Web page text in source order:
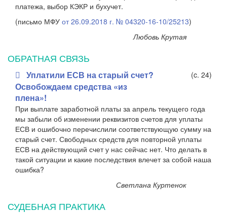
платежа, выбор КЭКР и бухучет.
(письмо МФУ от 26.09.2018 г. № 04320-16-10/25213)
Любовь Крутая
ОБРАТНАЯ СВЯЗЬ
Уплатили ЕСВ на старый счет?
Освобождаем средства «из
плена»!
(c. 24)
При выплате заработной платы за апрель текущего года
мы забыли об изменении реквизитов счетов для уплаты
ЕСВ и ошибочно перечислили соответствующую сумму на
старый счет. Свободных средств для повторной уплаты
ЕСВ на действующий счет у нас сейчас нет. Что делать в
такой ситуации и какие последствия влечет за собой наша
ошибка?
Светлана Куртенок
СУДЕБНАЯ ПРАКТИКА